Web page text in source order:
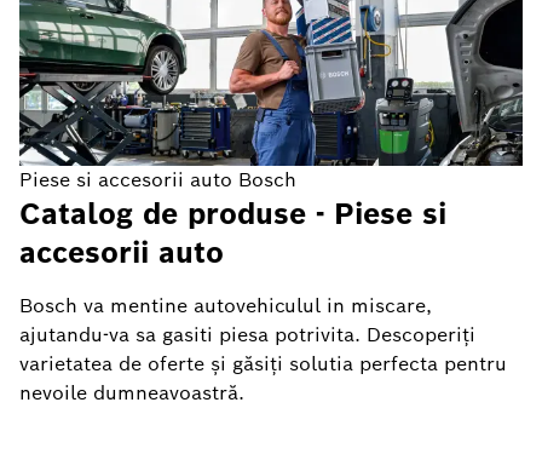
Piese si accesorii auto Bosch
Catalog de produse - Piese si
accesorii auto
Bosch va mentine autovehiculul in miscare,
ajutandu-va sa gasiti piesa potrivita. Descoperiți
varietatea de oferte și găsiți solutia perfecta pentru
nevoile dumneavoastră.